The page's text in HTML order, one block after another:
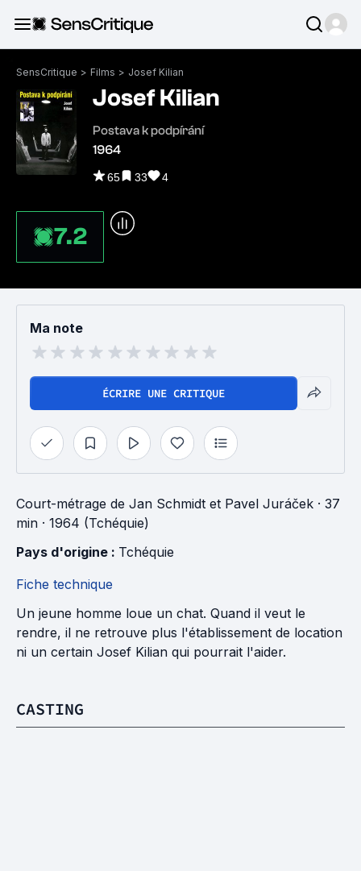
SensCritique > Films > Josef Kilian
Josef Kilian
Postava k podpírání
1964
65 33 4
7.2
Ma note
ÉCRIRE UNE CRITIQUE
Court-métrage de Jan Schmidt et Pavel Juráček · 37
min · 1964 (Tchéquie)
Pays d'origine : Tchéquie
Fiche technique
Un jeune homme loue un chat. Quand il veut le
rendre, il ne retrouve plus l'établissement de location
ni un certain Josef Kilian qui pourrait l'aider.
CASTING